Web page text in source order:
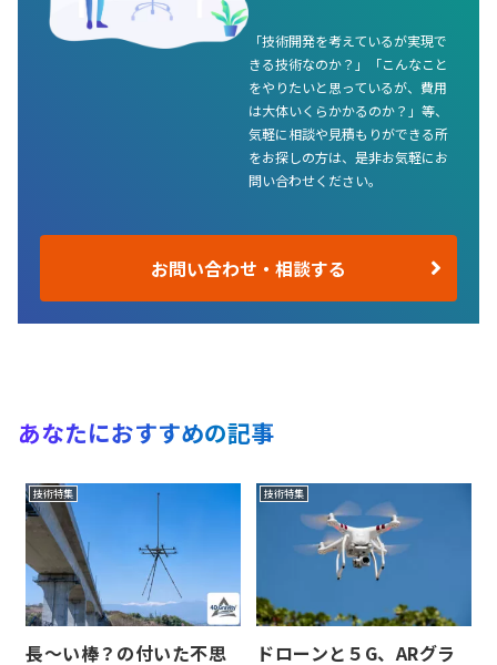
「技術開発を考えているが実現で
きる技術なのか？」「こんなこと
をやりたいと思っているが、費用
は大体いくらかかるのか？」等、
気軽に相談や見積もりができる所
をお探しの方は、是非お気軽にお
問い合わせください。
お問い合わせ・相談する
あなたにおすすめの記事
技術特集
長～い棒？の付いた不思
技術特集
ドローンと５G、ARグラ